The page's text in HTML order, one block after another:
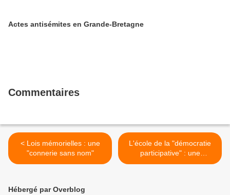
Actes antisémites en Grande-Bretagne
Commentaires
< Lois mémorielles : une
"connerie sans nom"
L'école de la "démocratie
participative" : une
mystification >
Hébergé par Overblog